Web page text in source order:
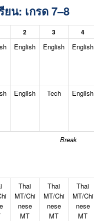
ยน: เกรด 7–8
2 3 4
English English English
English Tech English
Break
Thai
MT/Chi
nese
MT
Thai
MT/Chi
nese
MT
Thai
MT/Chi
nese
MT